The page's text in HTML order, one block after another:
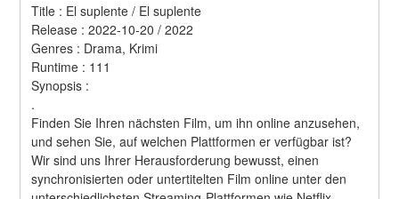
Title : El suplente / El suplente
Release : 2022-10-20 / 2022
Genres : Drama, Krimi
Runtime : 111
Synopsis :
.
Finden Sie Ihren nächsten Film, um ihn online anzusehen,
und sehen Sie, auf welchen Plattformen er verfügbar ist?
Wir sind uns Ihrer Herausforderung bewusst, einen
synchronisierten oder untertitelten Film online unter den